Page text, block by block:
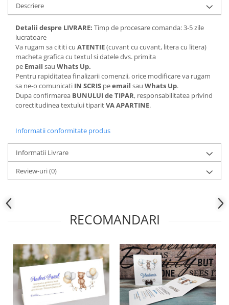
Descriere
Detalii despre LIVRARE: Timp de procesare comanda: 3-5 zile
lucratoare
Va rugam sa cititi cu ATENTIE(cuvant cu cuvant, litera cu litera)
macheta grafica cu textul si datele dvs. primita
pe Email sau Whats Up.
Pentru rapiditatea finalizarii comenzii, orice modificare va rugam
sa ne-o comunicati IN SCRIS peemail sau Whats Up.
Dupa confirmarea BUNULUI de TIPAR, responsabilitatea privind
corectitudinea textului tiparitVA APARTINE.
Informatii conformitate produs
Informatii Livrare
Review-uri(0)
RECOMANDARI